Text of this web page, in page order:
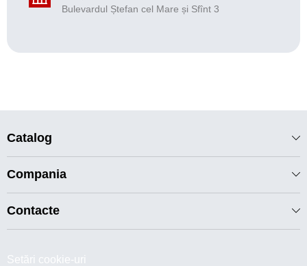
Bulevardul Ștefan cel Mare și Sfînt 3
Catalog
Compania
Contacte
Setări cookie-uri